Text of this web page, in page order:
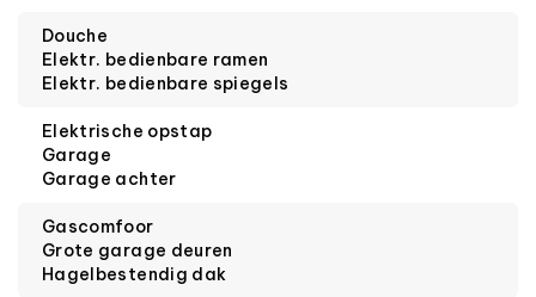
Douche
Elektr. bedienbare ramen
Elektr. bedienbare spiegels
Elektrische opstap
Garage
Garage achter
Gascomfoor
Grote garage deuren
Hagelbestendig dak